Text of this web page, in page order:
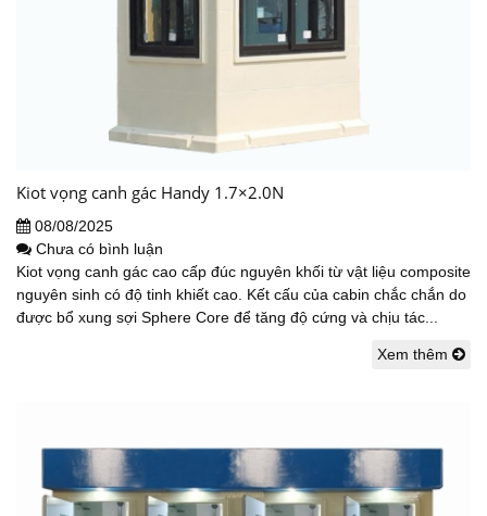
Kiot vọng canh gác Handy 1.7×2.0N
08/08/2025
Chưa có bình luận
Kiot vọng canh gác cao cấp đúc nguyên khối từ vật liệu composite
nguyên sinh có độ tinh khiết cao. Kết cấu của cabin chắc chắn do
được bổ xung sợi Sphere Core để tăng độ cứng và chịu tác...
Xem thêm